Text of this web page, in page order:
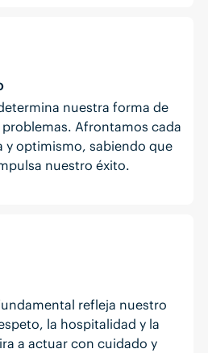
nuestra forma de
Afrontamos cada
y optimismo, sabiendo que
nuestro éxito.
refleja nuestro
la hospitalidad y la
a actuar con cuidado y